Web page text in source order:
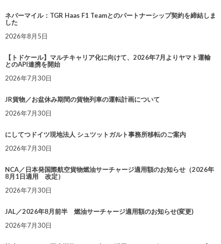
ネバーマイル：TGR Haas F1 Teamとのパートナーシップ契約を締結しま
した
2026年8月5日
【トドケール】マルチキャリア化に向けて、2026年7月よりヤマト運輸
とのAPI連携を開始
2026年7月30日
JR貨物／お盆休み期間の貨物列車の運転計画について
2026年7月30日
にしてつドイツ現地法人 シュツットガルト事務所移転のご案内
2026年7月30日
NCA／日本発国際航空貨物燃油サーチャージ適用額のお知らせ（2026年
8月1日適用 改定）
2026年7月30日
JAL／2026年8月前半 燃油サーチャージ適用額のお知らせ(変更)
2026年7月30日